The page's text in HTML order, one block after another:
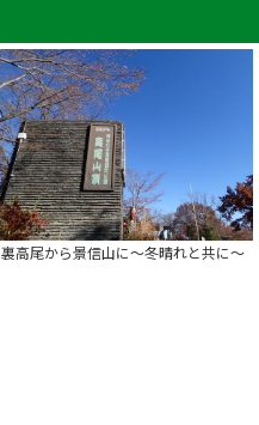
裏高尾から景信山に～冬晴れと共に～